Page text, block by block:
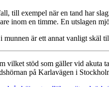
till exempel när en tand har
inom en timme. En utslagen
i munnen är ett annat vanligt skäl
vilket stöd som gäller vid akuta
på Karlavägen i